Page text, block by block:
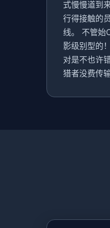
式慢慢道到
行得接触的
线。 不管始
影级别型的
对是不也许
猎者没费传